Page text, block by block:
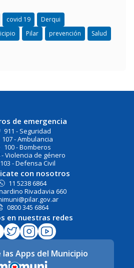
covid 19
Derqui
Pilar prevención
Salud
de emergencia
911 - Seguridad
107 - Ambulancia
100 - Bomberos
- Violencia de género
103 - Defensa Civil
con nosotros
11 5238 6864
Rivadavia 660
0800 345 6864
en nuestras redes
Apps del Municipio